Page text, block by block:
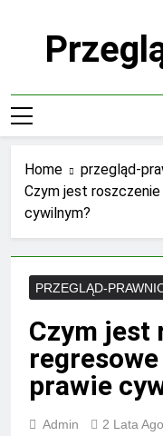
Home
przegląd-
Czym jest roszczenie
cywilnym?
PRZEGLĄD-
Czym jest
prawie
Admin 2 Lata Ago